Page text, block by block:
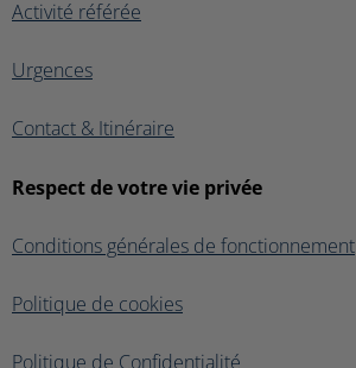
Activité référée
Urgences
Contact & Itinéraire
Respect de votre vie privée
Conditions générales de fonctionnement
Politique de cookies
Politique de Confidentialité